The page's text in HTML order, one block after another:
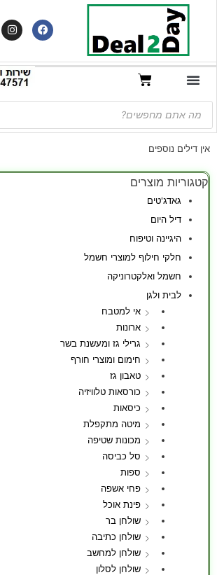
אין דילים נוספים
קטגוריות מוצרים
גאדג'טים
דיל היום
היגיינה וטיפוח
חלקי חילוף למוצרי חשמל
חשמל ואלקטרוניקה
לבית ולגן
אי למטבח
ארונות
גרילי גז ומעשנת בשר
חימום ומוצרי חורף
טאבון גז
כורסאות טלוויזיה
כיסאות
מיטה מתקפלת
מכונות שטיפה
סל כביסה
ספות
פחי אשפה
פינת אוכל
שולחן בר
שולחן כתיבה
שולחן למחשב
שולחן לסלון